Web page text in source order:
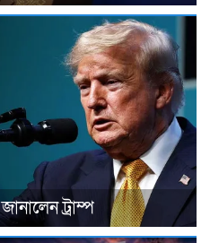
ট্রাম্প